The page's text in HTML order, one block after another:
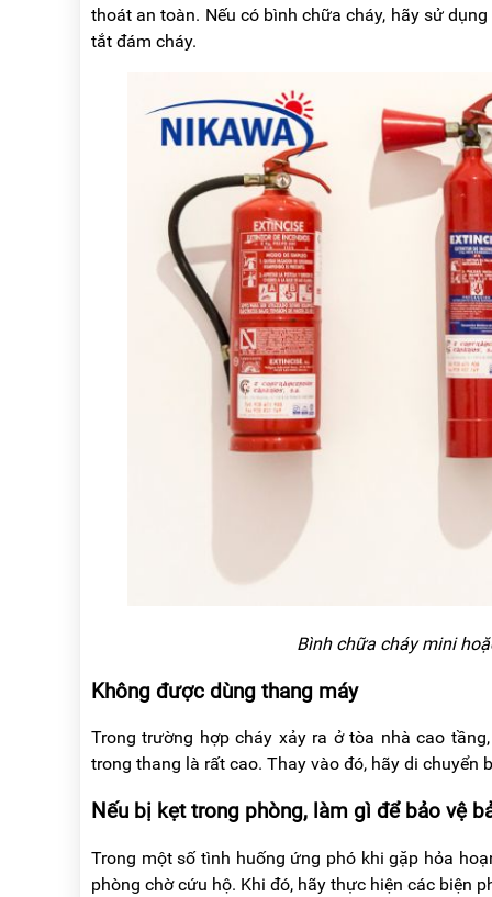
thoát an toàn. Nếu có bình chữa cháy, hãy sử
tắt đám cháy.
Bình chữa cháy mini
Không được dùng thang máy
Trong trường hợp cháy xảy ra ở tòa nhà cao
trong thang là rất cao. Thay vào đó, hãy di chuyển
Nếu bị kẹt trong phòng, làm gì để bảo vệ
Trong một số tình huống ứng phó khi gặp hỏa
phòng chờ cứu hộ. Khi đó, hãy thực hiện các biện